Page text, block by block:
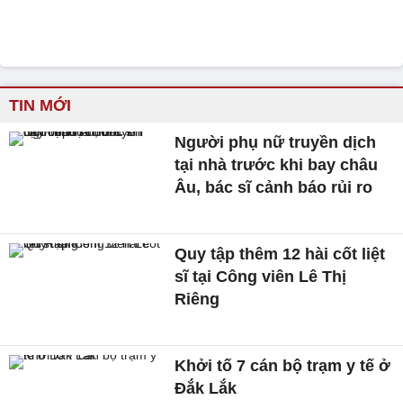
TIN MỚI
Người phụ nữ truyền dịch
tại nhà trước khi bay châu
Âu, bác sĩ cảnh báo rủi ro
Quy tập thêm 12 hài cốt liệt
sĩ tại Công viên Lê Thị
Riêng
Khởi tố 7 cán bộ trạm y tế ở
Đắk Lắk